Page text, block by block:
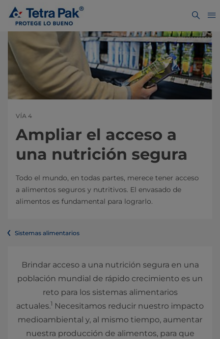
VÍA 4
Ampliar el acceso a
una nutrición segura
Todo el mundo, en todas partes, merece tener acceso
a alimentos seguros y nutritivos. El envasado de
alimentos es fundamental para lograrlo.
Sistemas alimentarios
Brindar acceso a una nutrición segura en una
población mundial de rápido crecimiento es un
reto para los sistemas alimentarios
actuales.1 Necesitamos reducir nuestro impacto
medioambiental y, al mismo tiempo, aumentar
nuestra producción de alimentos, para que